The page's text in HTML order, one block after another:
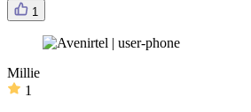
1
Millie
1